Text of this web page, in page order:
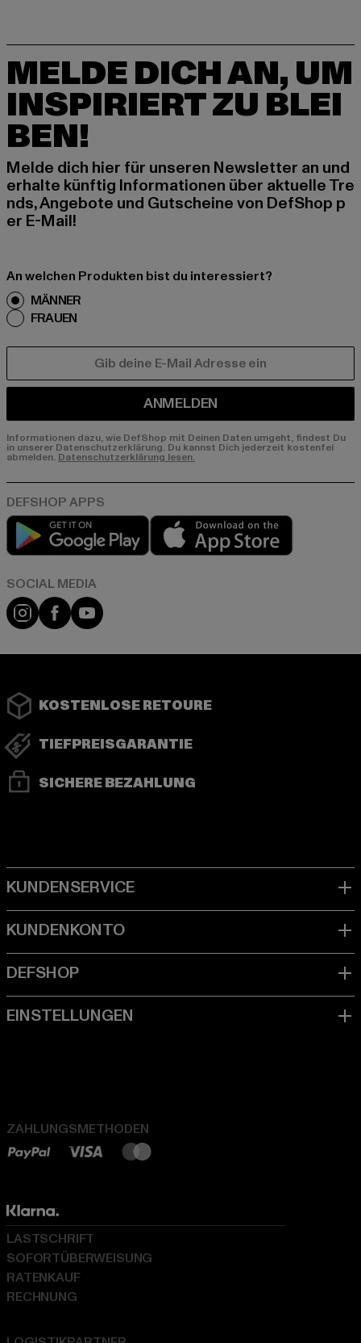
MELDE DICH AN, UM
INSPIRIERT ZU BLEI
BEN!
Melde dich hier für unseren Newsletter an und
erhalte künftig Informationen über aktuelle Tre
nds, Angebote und Gutscheine von DefShop p
er E-Mail!
An welchen Produkten bist du interessiert?
MÄNNER
FRAUEN
ANMELDEN
Informationen dazu, wie DefShop mit Deinen Daten umgeht, findest Du
in unserer Datenschutzerklärung. Du kannst Dich jederzeit kostenfei
abmelden.Datenschutzerklärung lesen.
Play market
Instagram
FacebookYouTube
KOSTENLOSE RETOURE
TIEFPREISGARANTIE
SICHERE BEZAHLUNG
ZAHLUNGSMETHODEN
LASTSCHRIFT
SOFORTÜBERWEISUNG
RATENKAUF
RECHNUNG